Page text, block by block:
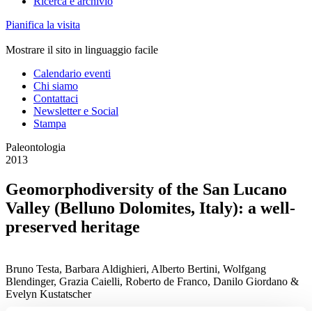
Pianifica la visita
Mostrare il sito in linguaggio facile
Calendario eventi
Chi siamo
Contattaci
Newsletter e Social
Stampa
Paleontologia
2013
Geomorphodiversity of the San Lucano
Valley (Belluno Dolomites, Italy): a well-
preserved heritage
Bruno Testa, Barbara Aldighieri, Alberto Bertini, Wolfgang
Blendinger, Grazia Caielli, Roberto de Franco, Danilo Giordano &
Evelyn Kustatscher